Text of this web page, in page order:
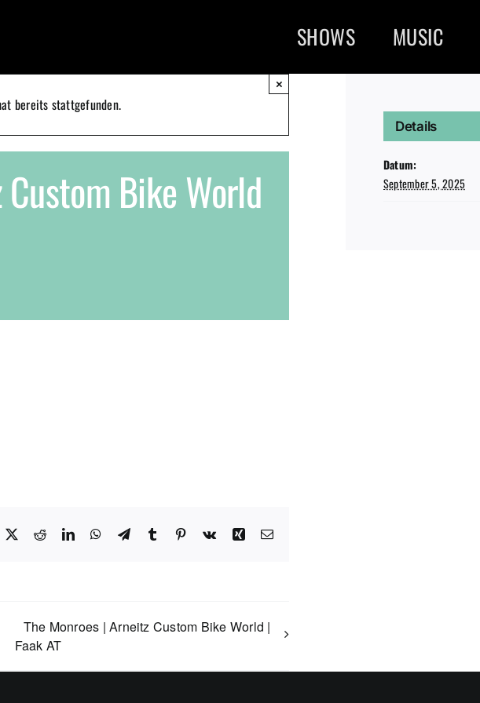
SHOWS MUSIC
bereits stattgefunden.
×
Bike World
X RedditLinkedInWhatsApp
TelegramTumblr Pinterest
Vk Xing E-
The Monroes | Arneitz Custom Bike World |
Faak AT
Details
Datum:
September 5, 2025